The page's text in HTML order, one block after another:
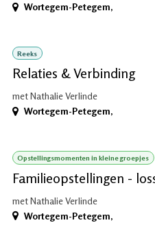
Wortegem-Petegem,
Reeks
Relaties & Verbinding
met Nathalie Verlinde
Wortegem-Petegem,
Opstellingsmomenten in kleine groepjes
Familieopstellingen -
met Nathalie Verlinde
Wortegem-Petegem,